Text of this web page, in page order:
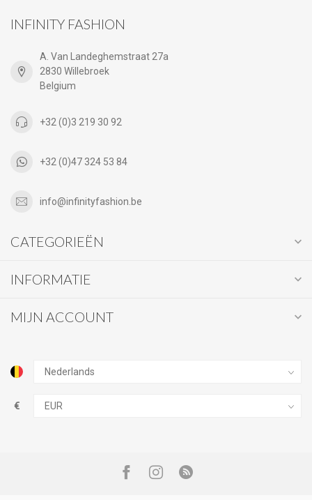
INFINITY FASHION
A. Van Landeghemstraat 27a
2830 Willebroek
Belgium
+32 (0)3 219 30 92
+32 (0)47 324 53 84
info@infinityfashion.be
CATEGORIEËN
INFORMATIE
MIJN ACCOUNT
€